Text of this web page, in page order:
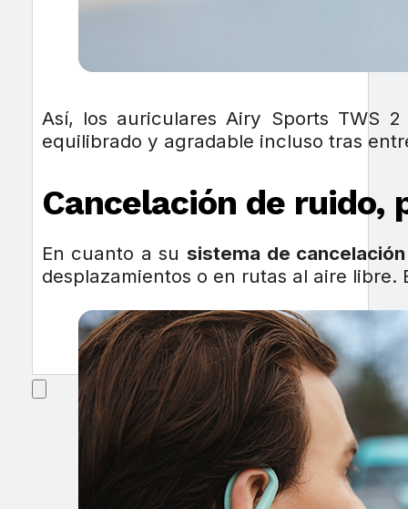
Así, los auriculares Airy Sports TWS 2
equilibrado y agradable incluso tras
Cancelación de
En cuanto a su sistema de
desplazamientos o en rutas al aire libre.